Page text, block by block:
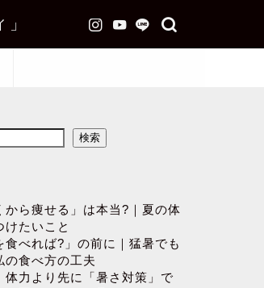
検索
から痩せる」は本当?｜夏の体
けたいこと
食べれば?」の前に｜猛暑でも
の食べ方の工夫
体力より先に「暑さ対策」で